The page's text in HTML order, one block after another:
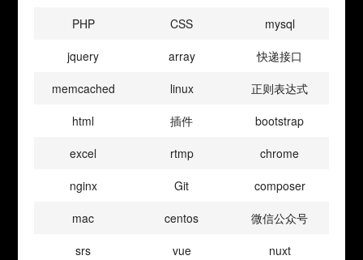
PHP
CSS
mysql
jquery
array
快递接口
memcached
linux
正则表达式
html
插件
bootstrap
excel
rtmp
chrome
nginx
Git
composer
mac
centos
微信公众号
srs
vue nuxt